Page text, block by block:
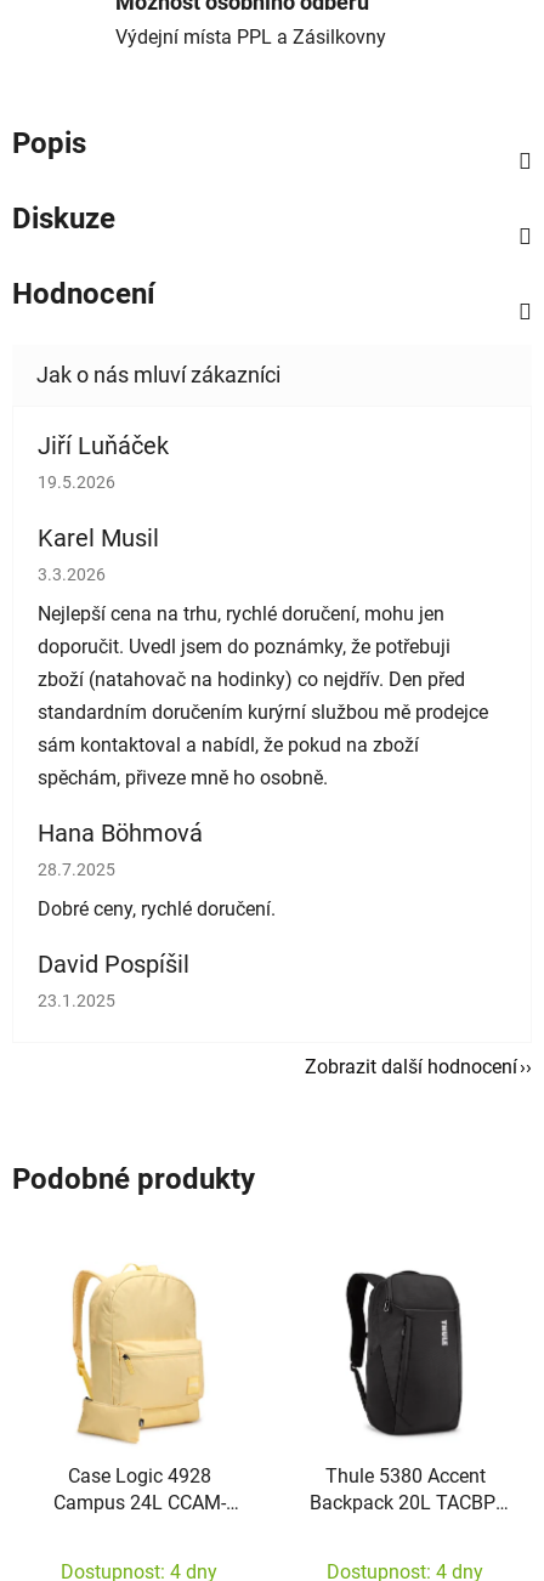
Výdejní místa PPL a Zásilkovny
Popis
Diskuze
Hodnocení
Jiří Luňáček
Hodnocení obchodu je 5 z 5 hvězdiček.
19.5.2026
Karel Musil
Hodnocení obchodu je 5 z 5 hvězdiček.
3.3.2026
Nejlepší cena na trhu, rychlé doručení, mohu jen
doporučit. Uvedl jsem do poznámky, že potřebuji
zboží (natahovač na hodinky) co nejdřív. Den před
standardním doručením kurýrní službou mě prodejce
sám kontaktoval a nabídl, že pokud na zboží
spěchám, přiveze mně ho osobně.
Hana Böhmová
Hodnocení obchodu je 5 z 5 hvězdiček.
28.7.2025
Dobré ceny, rychlé doručení.
David Pospíšil
Hodnocení obchodu je 5 z 5 hvězdiček.
23.1.2025
Zobrazit další hodnocení
Podobné produkty
Case Logic 4928
Campus 24L CCAM-
Dostupnost: 4 dny
Thule 5380 Accent
Backpack 20L TACBP-
Dostupnost: 4 dny